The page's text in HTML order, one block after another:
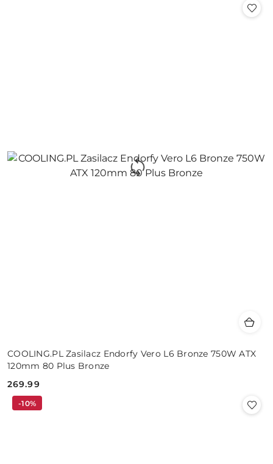
COOLING.PL Zasilacz Endorfy Vero L6 Bronze 750W ATX
120mm 80 Plus Bronze
Cena:
269.99
-10%